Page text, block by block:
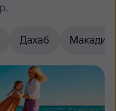
Дахаб Макади